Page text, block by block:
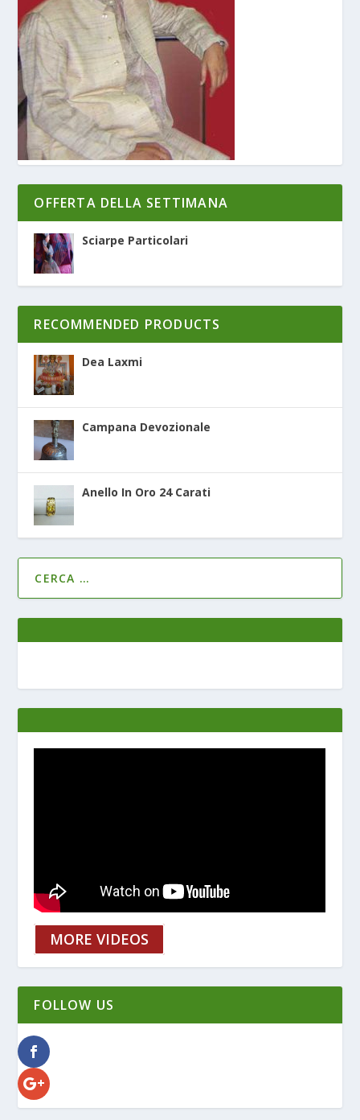
OFFERTA DELLA SETTIMANA
Sciarpe Particolari
RECOMMENDED PRODUCTS
Dea Laxmi
Campana Devozionale
Anello In Oro 24 Carati
MORE VIDEOS
FOLLOW US